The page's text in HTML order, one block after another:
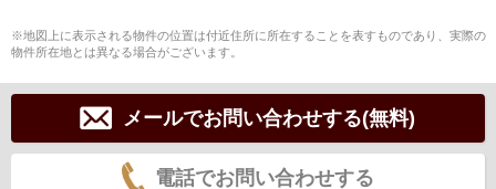
※地図上に表示される物件の位置は付近住所に所在することを表すものであり、実際の
物件所在地とは異なる場合がございます。
メールでお問い合わせする(無料)
電話でお問い合わせする